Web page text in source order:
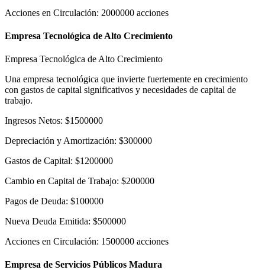
Acciones en Circulación: 2000000 acciones
Empresa Tecnológica de Alto Crecimiento
Empresa Tecnológica de Alto Crecimiento
Una empresa tecnológica que invierte fuertemente en crecimiento
con gastos de capital significativos y necesidades de capital de
trabajo.
Ingresos Netos: $1500000
Depreciación y Amortización: $300000
Gastos de Capital: $1200000
Cambio en Capital de Trabajo: $200000
Pagos de Deuda: $100000
Nueva Deuda Emitida: $500000
Acciones en Circulación: 1500000 acciones
Empresa de Servicios Públicos Madura